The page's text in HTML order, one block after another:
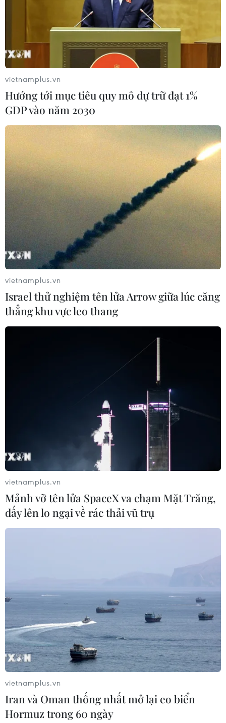
vietnamplus.vn
Hướng tới mục tiêu quy mô dự trữ đạt 1%
GDP vào năm 2030
vietnamplus.vn
Israel thử nghiệm tên lửa Arrow giữa lúc căng
thẳng khu vực leo thang
vietnamplus.vn
Mảnh vỡ tên lửa SpaceX va chạm Mặt Trăng,
dấy lên lo ngại về rác thải vũ trụ
vietnamplus.vn
Iran và Oman thống nhất mở lại eo biển
Hormuz trong 60 ngày